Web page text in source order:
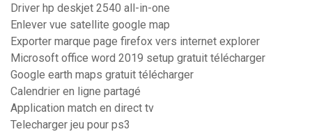
Driver hp deskjet 2540 all-in-one
Enlever vue satellite google map
Exporter marque page firefox vers internet explorer
Microsoft office word 2019 setup gratuit télécharger
Google earth maps gratuit télécharger
Calendrier en ligne partagé
Application match en direct tv
Telecharger jeu pour ps3